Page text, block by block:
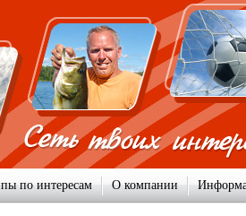
по интересам О компании